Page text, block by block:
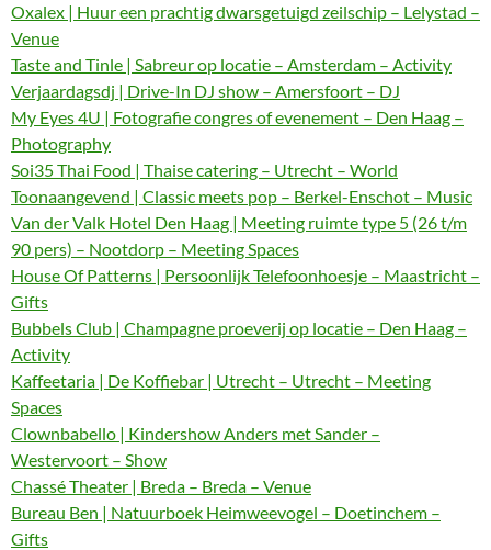
Oxalex | Huur een prachtig dwarsgetuigd zeilschip – Lelystad –
Venue
Taste and Tinle | Sabreur op locatie – Amsterdam – Activity
Verjaardagsdj | Drive-In DJ show – Amersfoort – DJ
My Eyes 4U | Fotografie congres of evenement – Den Haag –
Photography
Soi35 Thai Food | Thaise catering – Utrecht – World
Toonaangevend | Classic meets pop – Berkel-Enschot – Music
Van der Valk Hotel Den Haag | Meeting ruimte type 5 (26 t/m
90 pers) – Nootdorp – Meeting Spaces
House Of Patterns | Persoonlijk Telefoonhoesje – Maastricht –
Gifts
Bubbels Club | Champagne proeverij op locatie – Den Haag –
Activity
Kaffeetaria | De Koffiebar | Utrecht – Utrecht – Meeting
Spaces
Clownbabello | Kindershow Anders met Sander –
Westervoort – Show
Chassé Theater | Breda – Breda – Venue
Bureau Ben | Natuurboek Heimweevogel – Doetinchem –
Gifts